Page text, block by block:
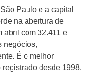
Paulo e a capital
na abertura de
abril com 32.411 e
negócios,
É o melhor
registrado desde 1998,